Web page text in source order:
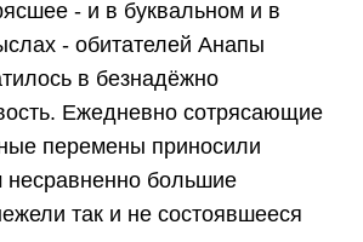
- и в буквальном и в
- обитателей Анапы
в безнадёжно
Ежедневно сотрясающие
перемены приносили
большие
так и не состоявшееся